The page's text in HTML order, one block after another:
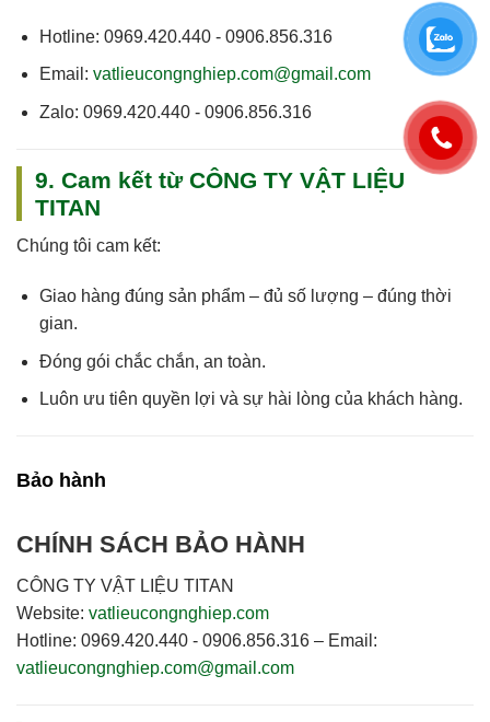
Hotline: 0969.420.440 - 0906.856.316
Email: vatlieucongnghiep.com@gmail.com
Zalo: 0969.420.440 - 0906.856.316
9. Cam kết từ CÔNG TY VẬT LIỆU
TITAN
Chúng tôi cam kết:
Giao hàng đúng sản phẩm – đủ số lượng – đúng thời
gian.
Đóng gói chắc chắn, an toàn.
Luôn ưu tiên quyền lợi và sự hài lòng của khách hàng.
Bảo hành
CHÍNH SÁCH BẢO HÀNH
CÔNG TY VẬT LIỆU TITAN
Website: vatlieucongnghiep.com
Hotline: 0969.420.440 - 0906.856.316 – Email:
vatlieucongnghiep.com@gmail.com